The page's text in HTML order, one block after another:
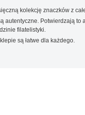
kolekcję znaczków z
autentyczne. Potwierdzają to
filatelistyki.
są łatwe dla każdego.